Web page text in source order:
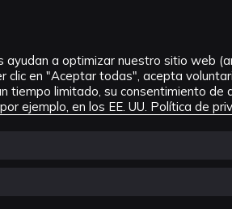
ayudan a optimizar nuestro sitio web
clic en "Aceptar todas", acepta
tiempo limitado, su consentimiento de
ejemplo, en los EE. UU. Política de